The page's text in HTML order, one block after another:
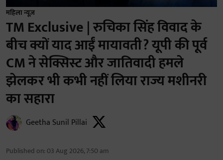
महिला न्यूज़
TM Exclusive | रुचिका सिंह विवाद के
बीच क्यों याद आईं मायावती? यूपी की पूर्व
CM ने सेक्सिस्ट और जातिवादी हमले
झेलकर भी कभी नहीं लिया राज्य मशीनरी
का सहारा
Geetha Sunil Pillai
Published on: 03 Aug 2026, 7:50 am